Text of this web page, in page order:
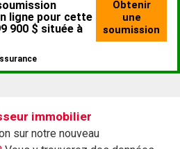
immobilier
sur notre nouveau